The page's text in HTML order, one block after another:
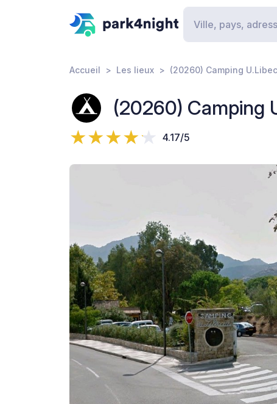
Accueil Les lieux (20260) Camping
(20260) Camping
4.17/5